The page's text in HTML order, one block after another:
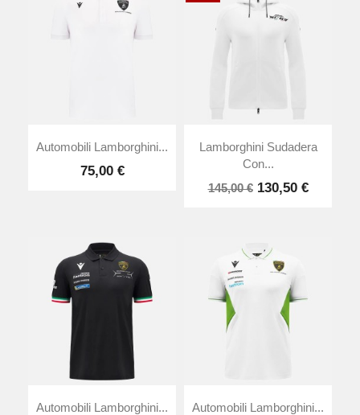
Automobili Lamborghini...
75,00 €
Lamborghini Sudadera
Con...
145,00 € 130,50 €
Automobili Lamborghini... Automobili Lamborghini...